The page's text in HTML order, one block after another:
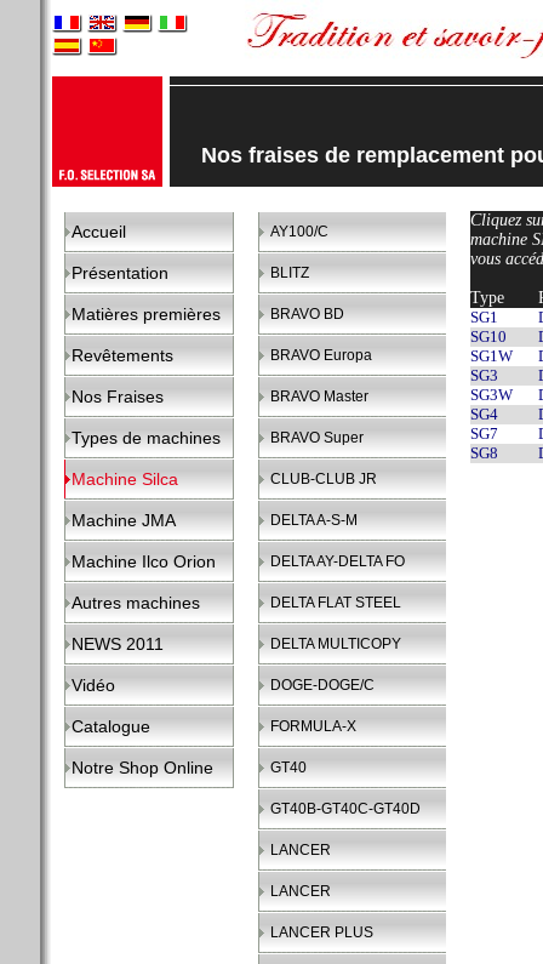
Nos fraises de remplacement
Accueil
Présentation
Matières premières
Revêtements
Nos Fraises
Types de machines
Machine Silca
Machine JMA
Machine Ilco Orion
Autres machines
NEWS 2011
Vidéo
Catalogue
Notre Shop Online
AY100/C
BLITZ
BRAVO BD
BRAVO Europa
BRAVO Master
BRAVO Super
CLUB-CLUB JR
DELTA A-S-M
DELTA AY-DELTA FO
DELTA FLAT STEEL
DELTA MULTICOPY
DOGE-DOGE/C
FORMULA-X
GT40
GT40B-GT40C-GT40D
LANCER
LANCER
LANCER PLUS
Cliquez
machine
vous
Type
SG1
SG10
SG1W
SG3
SG3W
SG4
SG7
SG8